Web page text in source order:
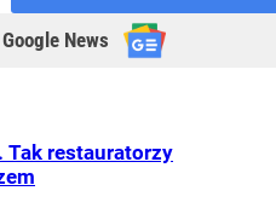
Google News
Tak restauratorzy